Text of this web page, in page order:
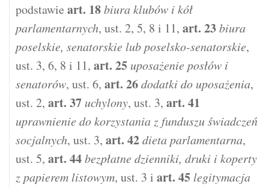
podstawie art. 18biura klubów i kół
parlamentarnych, ust. 2, 5, 8 i 11, art. 23biura
poselskie, senatorskie lub poselsko-senatorskie,
ust. 3, 6, 8 i 11, art. 25 uposażenie posłów i
senatorów, ust. 6, art. 26dodatki do uposażenia,
ust. 2, art. 37 uchylony, ust. 3, art. 41
uprawnienie do korzystania z funduszu świadczeń
socjalnych, ust. 3, art. 42dieta parlamentarna,
ust. 5, art. 44bezpłatne dzienniki, druki i koperty
z papierem listowym, ust. 3 i art. 45 legitymacja